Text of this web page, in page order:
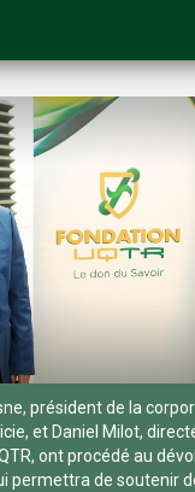
président de la
et Daniel Milot,
ont procédé au
permettra de soutenir